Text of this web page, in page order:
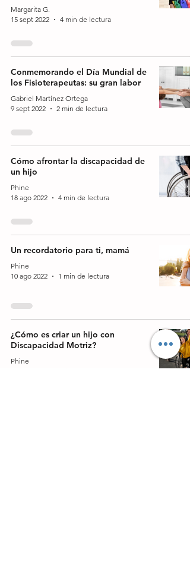
Margarita G.
15 sept 2022
4 min de lectura
Conmemorando el Día Mundial de
los Fisioterapeutas: su gran labor
Gabriel Martínez Ortega
9 sept 2022
2 min de lectura
Cómo afrontar la discapacidad de
un hijo
Phine
18 ago 2022
4 min de lectura
Un recordatorio para ti, mamá
Phine
10 ago 2022
1 min de lectura
¿Cómo es criar un hijo con
Discapacidad Motriz?
Phine